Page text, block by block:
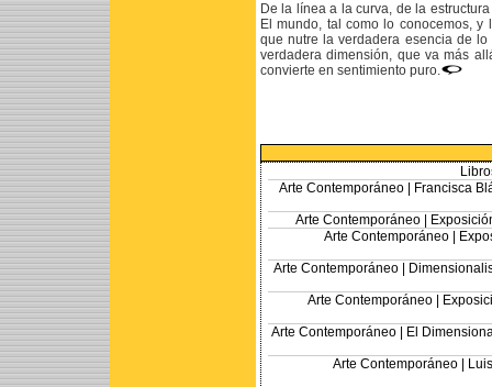
De la línea a la curva, de la
El mundo, tal como lo conocemos,
que nutre la verdadera esencia de
verdadera dimensión, que va más
convierte en sentimiento puro.
Arte Contemporáneo |
Francisca
Arte Contemporáneo |
Arte Contemporáneo |
Arte Contemporáneo |
Arte Contemporáneo |
Arte Contemporáneo | El
Arte Contemporáneo |